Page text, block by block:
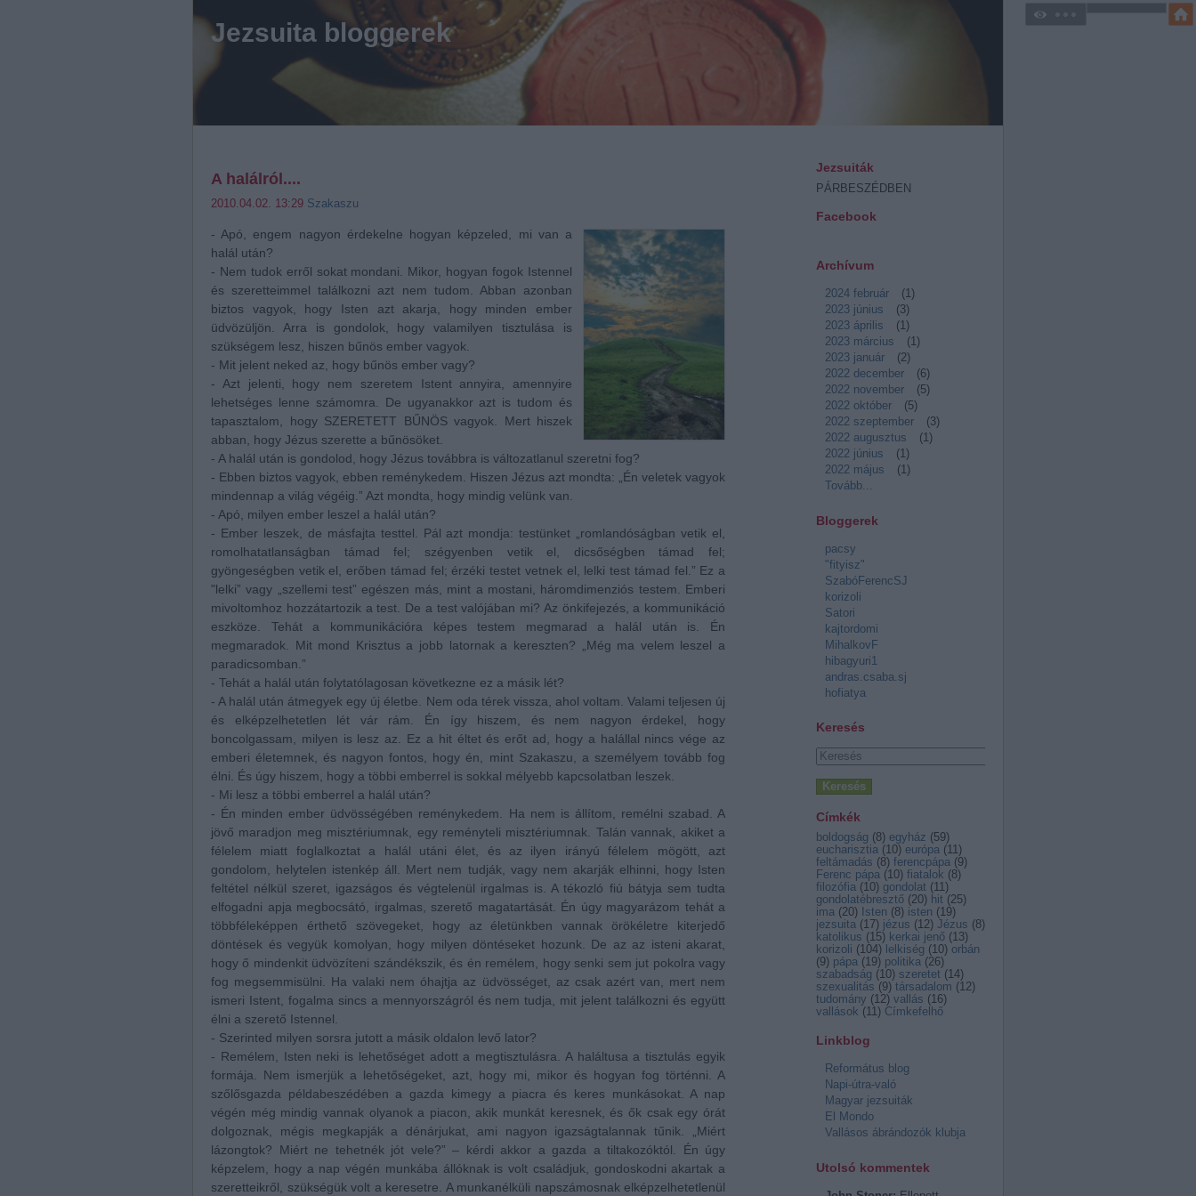
Jezsuita bloggerek
Jezsuiták
PÁRBESZÉDBEN
Facebook
Archívum
2024 február (1)
2023 június
(3)
2023 április
(1)
2023 március
(1)
2023 január
(2)
2022 december
(6)
2022 november
(5)
2022 október
(5)
2022 szeptember
(3)
2022 augusztus
(1)
2022 június
(1)
2022 május
(1)
Tovább...
Bloggerek
pacsy
"fityisz"
SzabóFerencSJ
korizoli
Satori
kajtordomi
MihalkovF
hibagyuri1
andras.csaba.sj
hofiatya
Keresés
Címkék
boldogság (8) egyház (59)
eucharisztia (10) európa (11)
feltámadás (8) ferencpápa (9)
Ferenc pápa (10) fiatalok (8)
filozófia (10) gondolat (11)
gondolatébresztő (20) hit (25)
ima (20) Isten (8) isten (19)
jezsuita (17) jézus (12) Jézus (8)
katolikus (15) kerkai jenő (13)
korizoli (104) lelkiség (10) orbán
(9) pápa (19) politika (26)
szabadság (10) szeretet (14)
szexualitás (9) társadalom (12)
tudomány (12) vallás (16)
vallások (11) Címkefelhő
Linkblog
Református blog
Napi-útra-való
Magyar jezsuiták
El Mondo
Vallásos ábrándozók klubja
Utolsó kommentek
A halálról....
2010.04.02. 13:29 Szakaszu
- Apó, engem nagyon érdekelne hogyan képzeled, mi van a
halál után?
- Nem tudok erről sokat mondani. Mikor, hogyan fogok Istennel
és szeretteimmel találkozni azt nem tudom. Abban azonban
biztos vagyok, hogy Isten azt akarja, hogy minden ember
üdvözüljön. Arra is gondolok, hogy valamilyen tisztulása is
szükségem lesz, hiszen bűnös ember vagyok.
- Mit jelent neked az, hogy bűnös ember vagy?
- Azt jelenti, hogy nem szeretem Istent annyira, amennyire
lehetséges lenne számomra. De ugyanakkor azt is tudom és
tapasztalom, hogy SZERETETT BŰNÖS vagyok. Mert hiszek
abban, hogy Jézus szerette a bűnösöket.
- A halál után is gondolod, hogy Jézus továbbra is változatlanul szeretni fog?
- Ebben biztos vagyok, ebben reménykedem. Hiszen Jézus azt mondta: „Én veletek vagyok
mindennap a világ végéig.” Azt mondta, hogy mindig velünk van.
- Apó, milyen ember leszel a halál után?
- Ember leszek, de másfajta testtel. Pál azt mondja: testünket „romlandóságban vetik el,
romolhatatlanságban támad fel; szégyenben vetik el, dicsőségben támad fel;
gyöngeségben vetik el, erőben támad fel; érzéki testet vetnek el, lelki test támad fel.” Ez a
"lelki” vagy „szellemi test” egészen más, mint a mostani, háromdimenziós testem. Emberi
mivoltomhoz hozzátartozik a test. De a test valójában mi? Az önkifejezés, a kommunikáció
eszköze. Tehát a kommunikációra képes testem megmarad a halál után is. Én
megmaradok. Mit mond Krisztus a jobb latornak a kereszten? „Még ma velem leszel a
paradicsomban.”
- Tehát a halál után folytatólagosan következne ez a másik lét?
- A halál után átmegyek egy új életbe. Nem oda térek vissza, ahol voltam. Valami teljesen új
és elképzelhetetlen lét vár rám. Én így hiszem, és nem nagyon érdekel, hogy
boncolgassam, milyen is lesz az. Ez a hit éltet és erőt ad, hogy a halállal nincs vége az
emberi életemnek, és nagyon fontos, hogy én, mint Szakaszu, a személyem tovább fog
élni. És úgy hiszem, hogy a többi emberrel is sokkal mélyebb kapcsolatban leszek.
- Mi lesz a többi emberrel a halál után?
- Én minden ember üdvösségében reménykedem. Ha nem is állítom, remélni szabad. A
jövő maradjon meg misztériumnak, egy reményteli misztériumnak. Talán vannak, akiket a
félelem miatt foglalkoztat a halál utáni élet, és az ilyen irányú félelem mögött, azt
gondolom, helytelen istenkép áll. Mert nem tudják, vagy nem akarják elhinni, hogy Isten
feltétel nélkül szeret, igazságos és végtelenül irgalmas is. A tékozló fiú bátyja sem tudta
elfogadni apja megbocsátó, irgalmas, szerető magatartását. Én úgy magyarázom tehát a
többféleképpen érthető szövegeket, hogy az életünkben vannak örökéletre kiterjedő
döntések és vegyük komolyan, hogy milyen döntéseket hozunk. De az az isteni akarat,
hogy ő mindenkit üdvözíteni szándékszik, és én remélem, hogy senki sem jut pokolra vagy
fog megsemmisülni. Ha valaki nem óhajtja az üdvösséget, az csak azért van, mert nem
ismeri Istent, fogalma sincs a mennyországról és nem tudja, mit jelent találkozni és együtt
élni a szerető Istennel.
- Szerinted milyen sorsra jutott a másik oldalon levő lator?
- Remélem, Isten neki is lehetőséget adott a megtisztulásra. A haláltusa a tisztulás egyik
formája. Nem ismerjük a lehetőségeket, azt, hogy mi, mikor és hogyan fog történni. A
szőlősgazda példabeszédében a gazda kimegy a piacra és keres munkásokat. A nap
végén még mindig vannak olyanok a piacon, akik munkát keresnek, és ők csak egy órát
dolgoznak, mégis megkapják a dénárjukat, ami nagyon igazságtalannak tűnik. „Miért
lázongtok? Miért ne tehetnék jót vele?” – kérdi akkor a gazda a tiltakozóktól. Én úgy
képzelem, hogy a nap végén munkába állóknak is volt családjuk, gondoskodni akartak a
szeretteikről, szükségük volt a keresetre. A munkanélküli napszámosnak elképzelhetetlenül